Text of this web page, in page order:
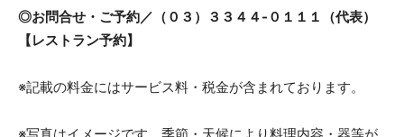
◎お問合せ・ご予約／（０３）３３４４-０１１１（代表）
【レストラン予約】
※記載の料金にはサービス料・税金が含まれております。